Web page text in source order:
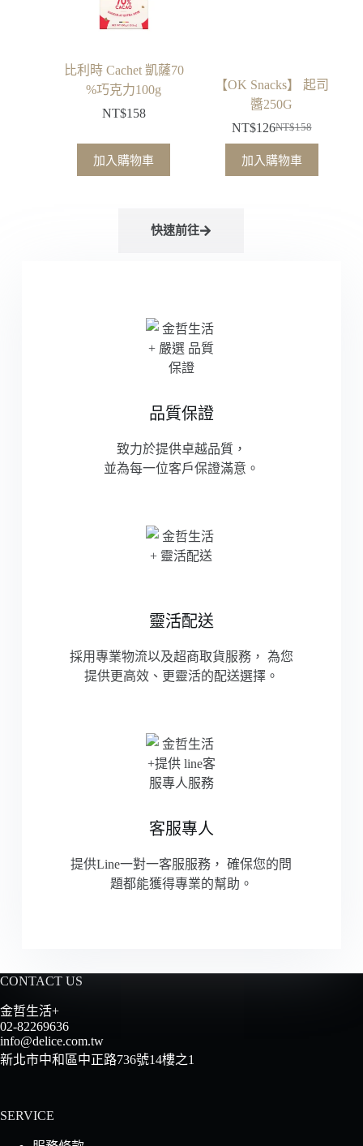
比利時 Cachet 凱薩70
%巧克力100g
NT$158
加入購物車
【OK Snacks】 起司
醬250G
NT$158
NT$126
加入購物車
快速前往
品質保證
致力於提供卓越品質，
並為每一位客戶保證滿意。
靈活配送
採用專業物流以及超商取貨服務， 為您
提供更高效、更靈活的配送選擇。
客服專人
提供Line一對一客服服務，確保您的問
題都能獲得專業的幫助。
CONTACT US
金哲生活+
02-82269636
info@delice.com.tw
新北市中和區中正路736號14樓之1
SERVICE